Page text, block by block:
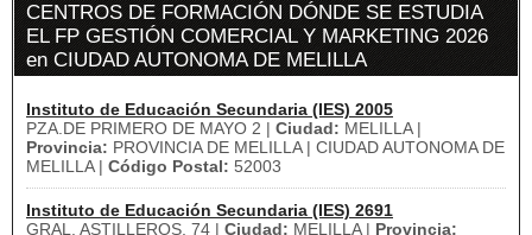
CENTROS DE FORMACIÓN DÓNDE SE ESTUDIA
EL FP GESTIÓN COMERCIAL Y MARKETING 2026
en CIUDAD AUTONOMA DE MELILLA
Instituto de Educación Secundaria (IES) 2005
PZA.DE PRIMERO DE MAYO 2 | Ciudad: MELILLA |
Provincia: PROVINCIA DE MELILLA | CIUDAD AUTONOMA DE
MELILLA | Código Postal: 52003
Instituto de Educación Secundaria (IES) 2691
GRAL. ASTILLEROS, 74 | Ciudad: MELILLA | Provincia: